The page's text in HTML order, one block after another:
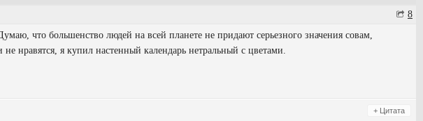
8
что большенство людей на всей планете не придают серьезного значения совам,
нравятся, я купил настенный календарь нетральный с цветами.
+ Цитата